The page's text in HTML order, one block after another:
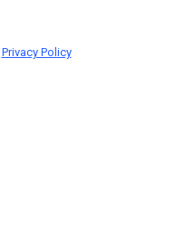
Privacy Policy